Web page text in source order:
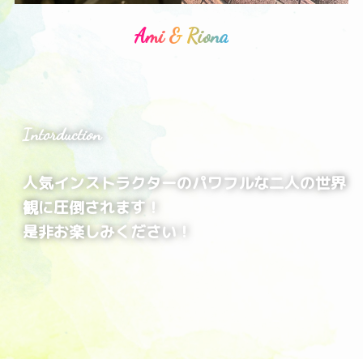
Ami & Riona
Intorduction
人気インストラクターのパワフルな二人の世界
観に圧倒されます！
是非お楽しみください！